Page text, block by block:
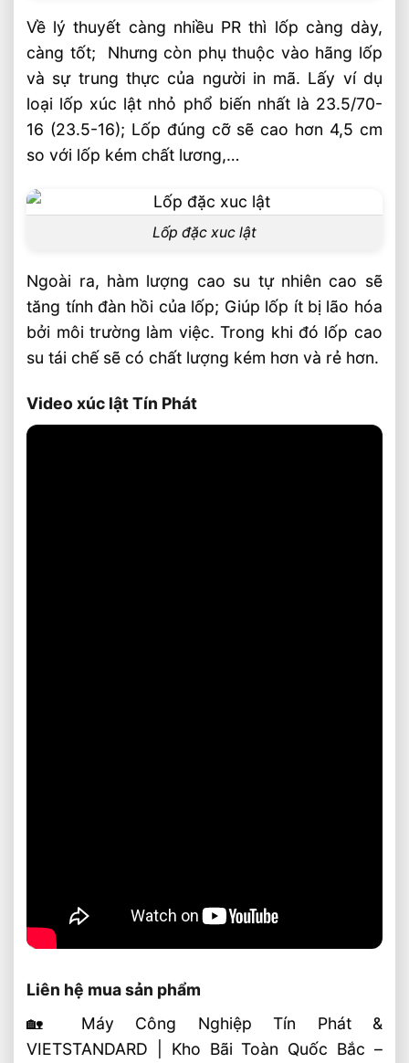
Về lý thuyết càng nhiều PR thì lốp càng dày,
càng tốt; Nhưng còn phụ thuộc vào hãng lốp
và sự trung thực của người in mã. Lấy ví dụ
loại lốp xúc lật nhỏ phổ biến nhất là 23.5/70-
16 (23.5-16); Lốp đúng cỡ sẽ cao hơn 4,5 cm
so với lốp kém chất lương,…
Lốp đặc xuc lật
Ngoài ra, hàm lượng cao su tự nhiên cao sẽ
tăng tính đàn hồi của lốp; Giúp lốp ít bị lão hóa
bởi môi trường làm việc. Trong khi đó lốp cao
su tái chế sẽ có chất lượng kém hơn và rẻ hơn.
Video xúc lật Tín Phát
Liên hệ mua sản phẩm
🏡 Máy Công Nghiệp Tín Phát &
VIETSTANDARD | Kho Bãi Toàn Quốc Bắc –